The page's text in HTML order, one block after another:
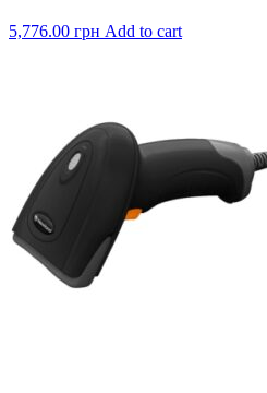
5,776.00 грн Add to cart